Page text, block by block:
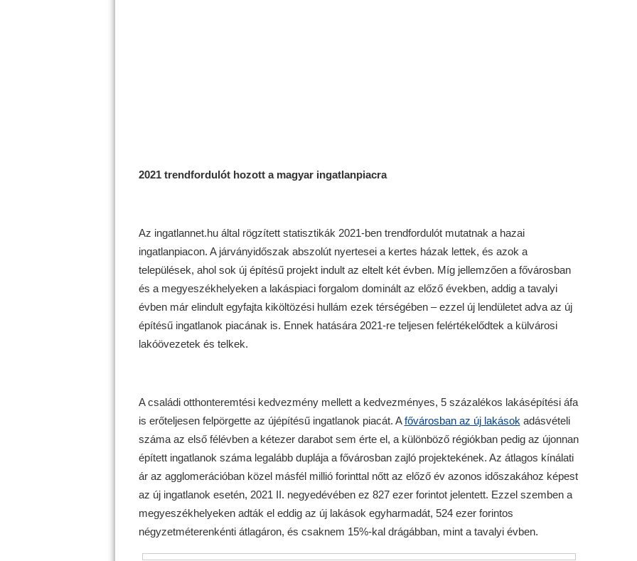
2021 trendfordulót hozott a magyar ingatlanpiacra
Az ingatlannet.hu által rögzített statisztikák 2021-ben trendfordulót mutatnak a hazai
ingatlanpiacon. A járványidőszak abszolút nyertesei a kertes házak lettek, és azok a
települések, ahol sok új építésű projekt indult az eltelt két évben. Míg jellemzően a fővárosban
és a megyeszékhelyeken a lakáspiaci forgalom dominált az előző években, addig a tavalyi
évben már elindult egyfajta kiköltözési hullám ezek térségében – ezzel új lendületet adva az új
építésű ingatlanok piacának is. Ennek hatására 2021-re teljesen felértékelődtek a külvárosi
lakóövezetek és telkek.
A családi otthonteremtési kedvezmény mellett a kedvezményes, 5 százalékos lakásépítési áfa
is erőteljesen felpörgette az újépítésű ingatlanok piacát. Afővárosban az új lakások adásvételi
száma az első félévben a kétezer darabot sem érte el, a különböző régiókban pedig az újonnan
épített ingatlanok száma legalább duplája a fővárosban zajló projektekének. Az átlagos kínálati
ár az agglomerációban közel másfél millió forinttal nőtt az előző év azonos időszakához képest
az új ingatlanok esetén, 2021 II. negyedévében ez 827 ezer forintot jelentett. Ezzel szemben a
megyeszékhelyeken adták el eddig az új lakások egyharmadát, 524 ezer forintos
négyzetméterenkénti átlagáron, és csaknem 15%-kal drágábban, mint a tavalyi évben.